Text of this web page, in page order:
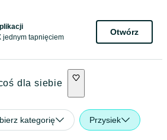
jednym tapnięciem
Otwórz
dla siebie
kategorię Przysiek